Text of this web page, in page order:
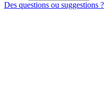
Des questions ou suggestions ?